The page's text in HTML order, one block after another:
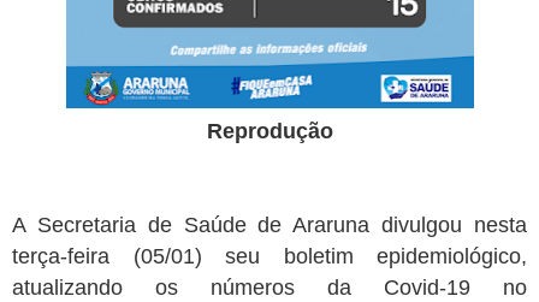
Reprodução
A Secretaria de Saúde de Araruna divulgou nesta
terça-feira (05/01) seu boletim epidemiológico,
atualizando os números da Covid-19 no